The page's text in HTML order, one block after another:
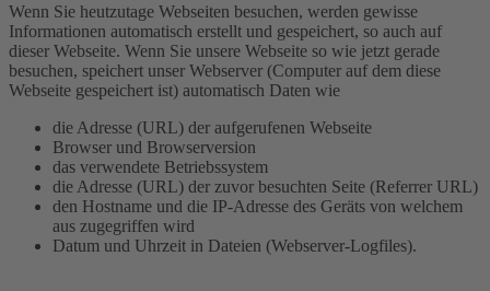
Wenn Sie heutzutage Webseiten besuchen, werden gewisse
Informationen automatisch erstellt und gespeichert, so auch auf
dieser Webseite. Wenn Sie unsere Webseite so wie jetzt gerade
besuchen, speichert unser Webserver (Computer auf dem diese
Webseite gespeichert ist) automatisch Daten wie
die Adresse (URL) der aufgerufenen Webseite
Browser und Browserversion
das verwendete Betriebssystem
die Adresse (URL) der zuvor besuchten Seite (Referrer URL)
den Hostname und die IP-Adresse des Geräts von welchem
aus zugegriffen wird
Datum und Uhrzeit in Dateien (Webserver-Logfiles).